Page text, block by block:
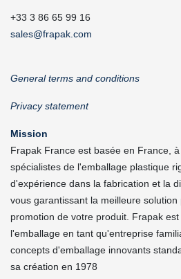
+33 3 86 65 99 16
sales@frapak.com
General terms and conditions
Privacy statement
Mission
Frapak France est basée en France,
spécialistes de l'emballage plastique
d'expérience dans la fabrication et la
vous garantissant la meilleure
promotion de votre produit. Frapak
l'emballage en tant qu'entreprise
concepts d'emballage innovants
sa création en 1978